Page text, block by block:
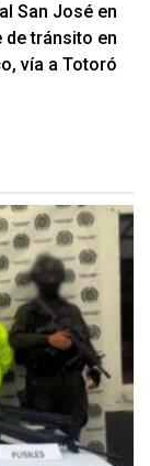
San José en
de tránsito en
vía a Totoró